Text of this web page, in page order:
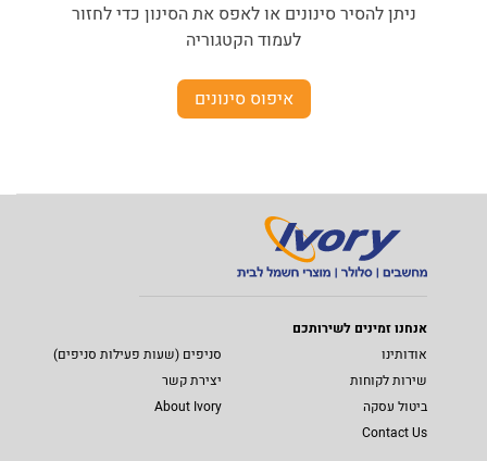
ניתן להסיר סינונים או לאפס את הסינון כדי לחזור
לעמוד הקטגוריה
איפוס סינונים
אנחנו זמינים לשירותכם
אודותינו
סניפים (שעות פעילות סניפים)
שירות לקוחות
יצירת קשר
ביטול עסקה
About Ivory
Contact Us